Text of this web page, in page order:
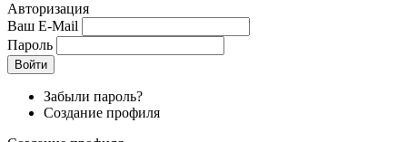
Авторизация
Ваш E-Mail
Пароль
Войти
Забыли пароль?
Создание профиля